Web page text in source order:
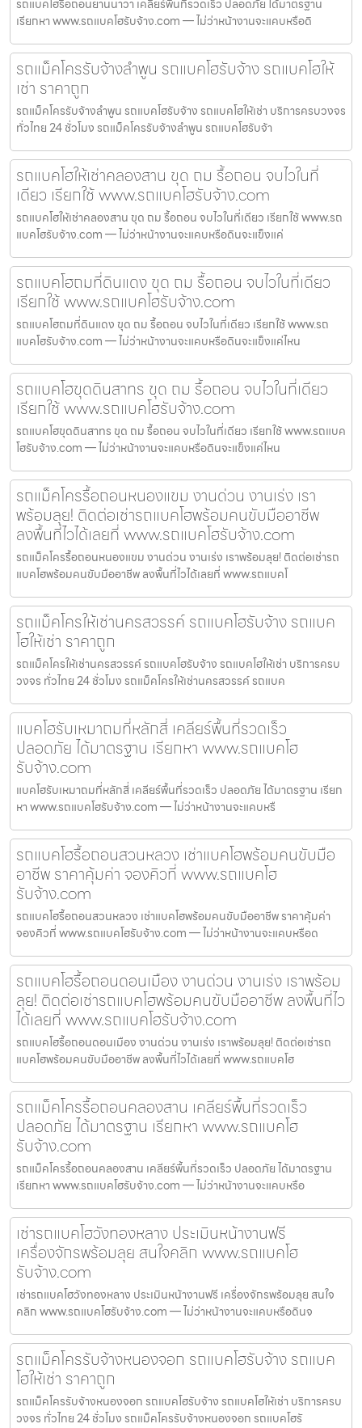
รถแบคโฮรื้อถอนยานนาวา เคลียร์พื้นที่รวดเร็ว ปลอดภัย ได้มาตรฐาน
เรียกหา www.รถแบคโฮรับจ้าง.com — ไม่ว่าหน้างานจะแคบหรือดิ
รถแม็คโครรับจ้างลำพูน รถแบคโฮรับจ้าง รถแบคโฮให้
เช่า ราคาถูก
รถแม็คโครรับจ้างลำพูน รถแบคโฮรับจ้าง รถแบคโฮให้เช่า บริการครบวงจร
ทั่วไทย 24 ชั่วโมง รถแม็คโครรับจ้างลำพูน รถแบคโฮรับจ้า
รถแบคโฮให้เช่าคลองสาน ขุด ถม รื้อถอน จบไวในที่
เดียว เรียกใช้ www.รถแบคโฮรับจ้าง.com
รถแบคโฮให้เช่าคลองสาน ขุด ถม รื้อถอน จบไวในที่เดียว เรียกใช้ www.รถ
แบคโฮรับจ้าง.com — ไม่ว่าหน้างานจะแคบหรือดินจะแข็งแค่
รถแบคโฮถมที่ดินแดง ขุด ถม รื้อถอน จบไวในที่เดียว
เรียกใช้ www.รถแบคโฮรับจ้าง.com
รถแบคโฮถมที่ดินแดง ขุด ถม รื้อถอน จบไวในที่เดียว เรียกใช้ www.รถ
แบคโฮรับจ้าง.com — ไม่ว่าหน้างานจะแคบหรือดินจะแข็งแค่ไหน
รถแบคโฮขุดดินสาทร ขุด ถม รื้อถอน จบไวในที่เดียว
เรียกใช้ www.รถแบคโฮรับจ้าง.com
รถแบคโฮขุดดินสาทร ขุด ถม รื้อถอน จบไวในที่เดียว เรียกใช้ www.รถแบค
โฮรับจ้าง.com — ไม่ว่าหน้างานจะแคบหรือดินจะแข็งแค่ไหน
รถแม็คโครรื้อถอนหนองแขม งานด่วน งานเร่ง เรา
พร้อมลุย! ติดต่อเช่ารถแบคโฮพร้อมคนขับมืออาชีพ
ลงพื้นที่ไวได้เลยที่ www.รถแบคโฮรับจ้าง.com
รถแม็คโครรื้อถอนหนองแขม งานด่วน งานเร่ง เราพร้อมลุย! ติดต่อเช่ารถ
แบคโฮพร้อมคนขับมืออาชีพ ลงพื้นที่ไวได้เลยที่ www.รถแบคโ
รถแม็คโครให้เช่านครสวรรค์ รถแบคโฮรับจ้าง รถแบค
โฮให้เช่า ราคาถูก
รถแม็คโครให้เช่านครสวรรค์ รถแบคโฮรับจ้าง รถแบคโฮให้เช่า บริการครบ
วงจร ทั่วไทย 24 ชั่วโมง รถแม็คโครให้เช่านครสวรรค์ รถแบค
แบคโฮรับเหมาถมที่หลักสี่ เคลียร์พื้นที่รวดเร็ว
ปลอดภัย ได้มาตรฐาน เรียกหา www.รถแบคโฮ
รับจ้าง.com
แบคโฮรับเหมาถมที่หลักสี่ เคลียร์พื้นที่รวดเร็ว ปลอดภัย ได้มาตรฐาน เรียก
หา www.รถแบคโฮรับจ้าง.com — ไม่ว่าหน้างานจะแคบหรื
รถแบคโฮรื้อถอนสวนหลวง เช่าแบคโฮพร้อมคนขับมือ
อาชีพ ราคาคุ้มค่า จองคิวที่ www.รถแบคโฮ
รับจ้าง.com
รถแบคโฮรื้อถอนสวนหลวง เช่าแบคโฮพร้อมคนขับมืออาชีพ ราคาคุ้มค่า
จองคิวที่ www.รถแบคโฮรับจ้าง.com — ไม่ว่าหน้างานจะแคบหรือด
รถแบคโฮรื้อถอนดอนเมือง งานด่วน งานเร่ง เราพร้อม
ลุย! ติดต่อเช่ารถแบคโฮพร้อมคนขับมืออาชีพ ลงพื้นที่ไว
ได้เลยที่ www.รถแบคโฮรับจ้าง.com
รถแบคโฮรื้อถอนดอนเมือง งานด่วน งานเร่ง เราพร้อมลุย! ติดต่อเช่ารถ
แบคโฮพร้อมคนขับมืออาชีพ ลงพื้นที่ไวได้เลยที่ www.รถแบคโฮ
รถแม็คโครรื้อถอนคลองสาน เคลียร์พื้นที่รวดเร็ว
ปลอดภัย ได้มาตรฐาน เรียกหา www.รถแบคโฮ
รับจ้าง.com
รถแม็คโครรื้อถอนคลองสาน เคลียร์พื้นที่รวดเร็ว ปลอดภัย ได้มาตรฐาน
เรียกหา www.รถแบคโฮรับจ้าง.com — ไม่ว่าหน้างานจะแคบหรือ
เช่ารถแบคโฮวังทองหลาง ประเมินหน้างานฟรี
เครื่องจักรพร้อมลุย สนใจคลิก www.รถแบคโฮ
รับจ้าง.com
เช่ารถแบคโฮวังทองหลาง ประเมินหน้างานฟรี เครื่องจักรพร้อมลุย สนใจ
คลิก www.รถแบคโฮรับจ้าง.com — ไม่ว่าหน้างานจะแคบหรือดินจ
รถแม็คโครรับจ้างหนองจอก รถแบคโฮรับจ้าง รถแบค
โฮให้เช่า ราคาถูก
รถแม็คโครรับจ้างหนองจอก รถแบคโฮรับจ้าง รถแบคโฮให้เช่า บริการครบ
วงจร ทั่วไทย 24 ชั่วโมง รถแม็คโครรับจ้างหนองจอก รถแบคโฮรั